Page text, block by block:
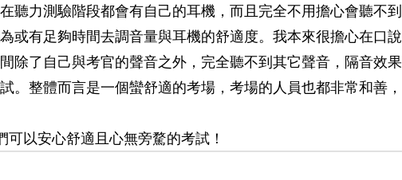
聽力測驗階段都會有自己的耳機，而且完全不用擔心會聽不到
或有足夠時間去調音量與耳機的舒適度。我本來很擔心在口說
除了自己與考官的聲音之外，完全聽不到其它聲音，隔音效果
。整體而言是一個蠻舒適的考場，考場的人員也都非常和善，
以安心舒適且心無旁騖的考試！